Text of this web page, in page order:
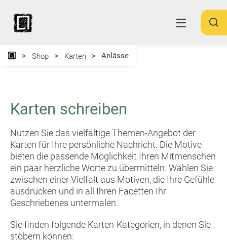
Shop Karten Anlässe
Karten schreiben
Nutzen Sie das vielfältige Themen-Angebot der
Karten für Ihre persönliche Nachricht. Die Motive
bieten die passende Möglichkeit Ihren Mitmenschen
ein paar herzliche Worte zu übermitteln. Wählen Sie
zwischen einer Vielfalt aus Motiven, die Ihre Gefühle
ausdrücken und in all Ihren Facetten Ihr
Geschriebenes untermalen.
Sie finden folgende Karten-Kategorien, in denen Sie
stöbern können: